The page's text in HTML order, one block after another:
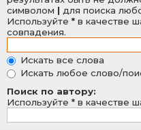
символом | для поиска
Используйте * в качестве
совпадения.
Искать все слова
Искать любое слово/
Поиск по автору:
Используйте * в качестве